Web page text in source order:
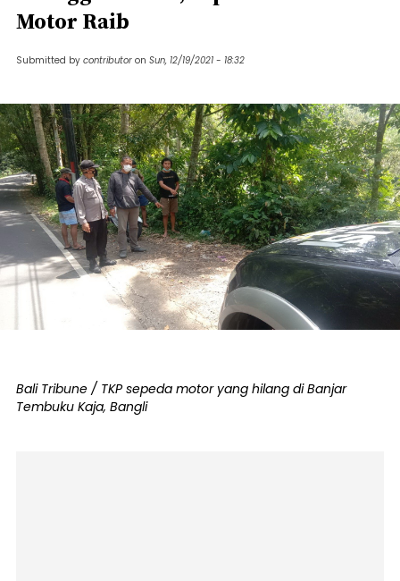
Motor Raib
Submitted by contributor on Sun, 12/19/2021 - 18:32
Bali Tribune / TKP sepeda motor yang hilang di Banjar
Tembuku Kaja, Bangli